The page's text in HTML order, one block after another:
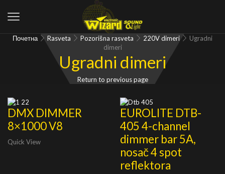
Почетна Rasveta Pozorišna rasveta 220V dimeri
Ugradni
dimeri
Ugradni dimeri
Return to previous page
DMX DIMMER
8×1000 V8
Quick View
EUROLITE DTB-
405 4-channel
dimmer bar 5A,
nosač 4 spot
reflektora